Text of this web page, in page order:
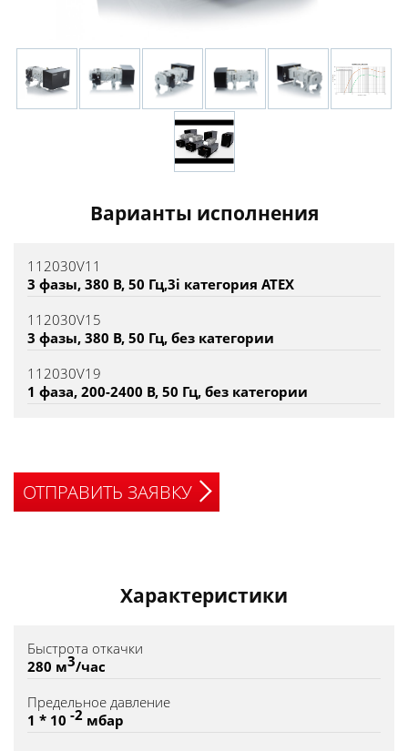
Варианты исполнения
112030V11
3 фазы, 380 В, 50 Гц,3i категория ATEX
112030V15
3 фазы, 380 В, 50 Гц, без категории
112030V19
1 фаза, 200-2400 В, 50 Гц, без категории
ОТПРАВИТЬ ЗАЯВКУ
Характеристики
Быстрота откачки
280 м3/час
Предельное давление
1 * 10 -2 мбар